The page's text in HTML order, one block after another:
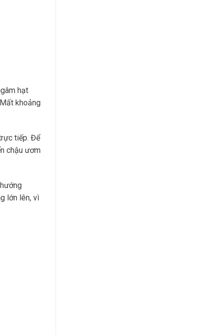
hạt
khoảng
tiếp. Để
chậu ươm
lớn lên, vì